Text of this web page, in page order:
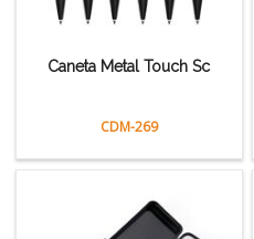
Caneta Metal Touch Sc
CDM-269